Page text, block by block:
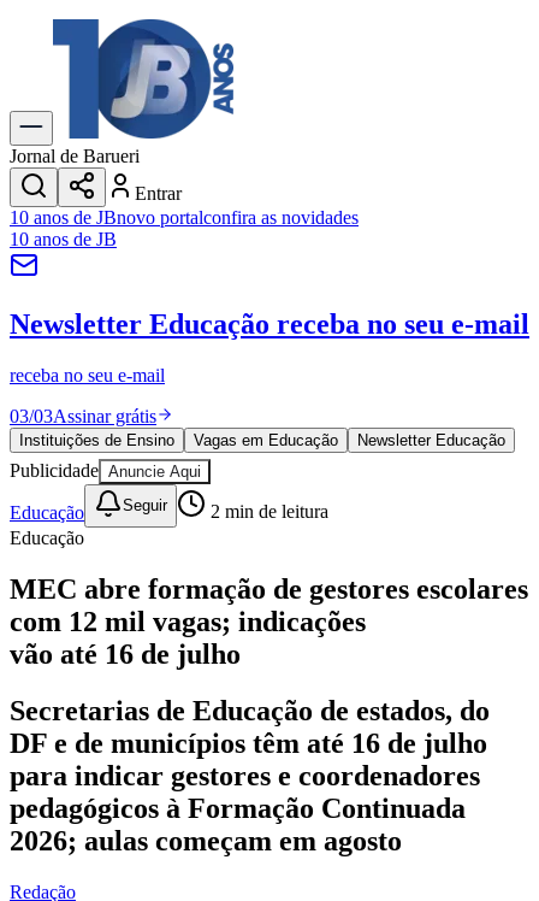
Explore Tudo
Últimas Notícias
Previsão do Tempo
Trânsito e Rotas
Dia a Dia & Lazer
Transportes
Gastronomia
Cinema & Shows
JogosNovo
Para Sua Empresa
Anuncie no Portal
Cadastrar Empresa
Divulgar Vagas
Publicidade Legal
Política
Eleições
Esportes
Saúde
Segurança
Cultura
Obras
Educação
Bairros de Barueri
Selecione sua região Para notícias da sua região
AldeiaAldeia da SerraAldeia de BarueriAlphavilleBairro
JubranBelval BethavilleBoa
VistaCalifórnia Carapicuíba Chácaras Marco
Cidades da
RegiãoCotiaCruz Preta Engenho NovoFazenda
MilitarItapeviJandiraJardim AudirJardim BelvalJardim
Esperança
Jornal de Barueri
Entrar
10 anos de JBnovo portalconfira as novidades
10 anos de JB
Newsletter Educação receba no seu e-mail
receba no seu e-mail
03/03Assinar grátis
Instituições de Ensino Vagas em Educação Newsletter Educação
Publicidade Anuncie Aqui
Educação Seguir 2 min de leitura
Educação
MEC abre formação de gestores escolares
com 12 mil vagas; indicações
vão até 16 de julho
Secretarias de Educação de estados, do
DF e de municípios têm até 16 de julho
para indicar gestores e coordenadores
pedagógicos à Formação Continuada
2026; aulas começam em agosto
Redação